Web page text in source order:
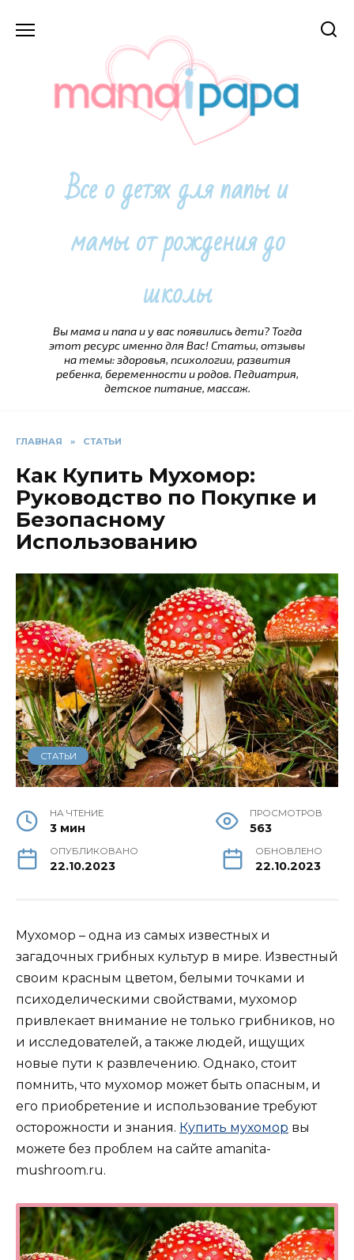
Все о детях для папы и
мамы от рождения до
школы
Вы мама и папа и у вас появились дети? Тогда
этот ресурс именно для Вас! Статьи, отзывы
на темы: здоровья, психологии, развития
ребенка, беременности и родов. Педиатрия,
детское питание, массаж.
ГЛАВНАЯ » СТАТЬИ
Как Купить Мухомор:
Руководство по Покупке и
Безопасному
Использованию
СТАТЬИ
НА ЧТЕНИЕ
3 мин
ПРОСМОТРОВ
563
ОПУБЛИКОВАНО
22.10.2023
ОБНОВЛЕНО
22.10.2023
Мухомор – одна из самых известных и
загадочных грибных культур в мире. Известный
своим красным цветом, белыми точками и
психоделическими свойствами, мухомор
привлекает внимание не только грибников, но
и исследователей, а также людей, ищущих
новые пути к развлечению. Однако, стоит
помнить, что мухомор может быть опасным, и
его приобретение и использование требуют
осторожности и знания. Купить мухомор вы
можете без проблем на сайте amanita-
mushroom.ru.